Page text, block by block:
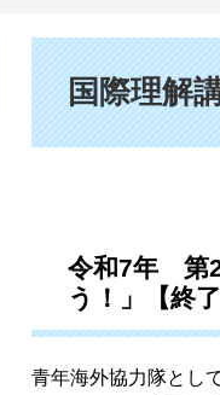
国際理解
令和7年 第
う！」【終了
青年海外協力隊とし